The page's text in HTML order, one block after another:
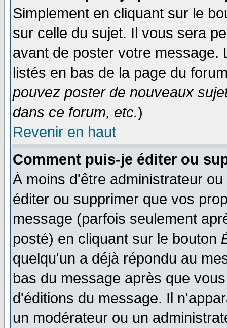
Simplement en cliquant sur le
sur celle du sujet. Il vous sera
avant de poster votre
listés en bas de la page du
pouvez poster de nouveaux
dans ce forum, etc.)
Revenir en haut
Comment puis-je éditer ou
À moins d'être administrateur
éditer ou supprimer que vos
message (parfois seulement
posté) en cliquant sur le bouton
quelqu'un a déjà répondu au
bas du message après que
d'éditions du message. Il
un modérateur ou un